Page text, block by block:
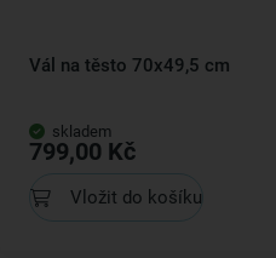
Vál na těsto 70x49,5 cm
skladem
799,00 Kč
Vložit do košíku